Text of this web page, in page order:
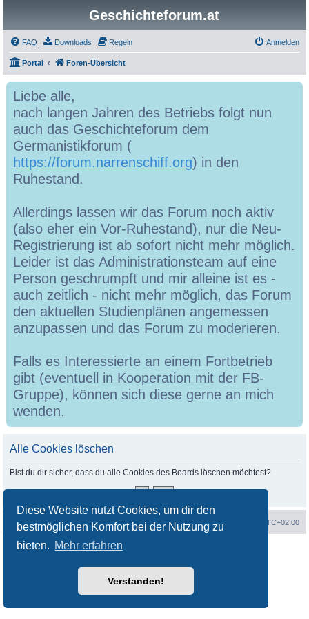
Diese Website nutzt Cookies, um dir den
bestmöglichen Komfort bei der Nutzung zu
bieten. Mehr erfahren
Verstanden!
Geschichteforum.at
FAQ Downloads Regeln Anmelden
Portal Foren-Übersicht
Liebe alle,
nach langen Jahren des Betriebs folgt nun
auch das Geschichteforum dem
Germanistikforum (
https://forum.narrenschiff.org) in den
Ruhestand.
Allerdings lassen wir das Forum noch aktiv
(also eher ein Vor-Ruhestand), nur die Neu-
Registrierung ist ab sofort nicht mehr möglich.
Leider ist das Administrationsteam auf eine
Person geschrumpft und mir alleine ist es -
auch zeitlich - nicht mehr möglich, das Forum
den aktuellen Studienplänen angemessen
anzupassen und das Forum zu moderieren.
Falls es Interessierte an einem Fortbetrieb
gibt (eventuell in Kooperation mit der FB-
Gruppe), können sich diese gerne an mich
wenden.
Alle Cookies löschen
Bist du dir sicher, dass du alle Cookies des Boards löschen möchtest?
Portal Foren-Übersicht UTC+02:00
Powered by phpBB
Nutzungsbedingungen